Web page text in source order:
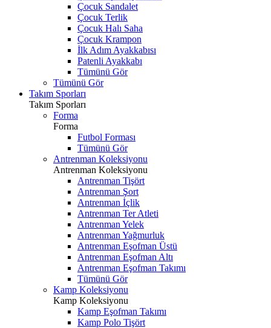
Çocuk Sandalet
Çocuk Terlik
Çocuk Halı Saha
Çocuk Krampon
İlk Adım Ayakkabısı
Patenli Ayakkabı
Tümünü Gör
Tümünü Gör
Takım Sporları
Takım Sporları
Forma
Forma
Futbol Forması
Tümünü Gör
Antrenman Koleksiyonu
Antrenman Koleksiyonu
Antrenman Tişört
Antrenman Şort
Antrenman İçlik
Antrenman Ter Atleti
Antrenman Yelek
Antrenman Yağmurluk
Antrenman Eşofman Üstü
Antrenman Eşofman Altı
Antrenman Eşofman Takımı
Tümünü Gör
Kamp Koleksiyonu
Kamp Koleksiyonu
Kamp Eşofman Takımı
Kamp Polo Tişört